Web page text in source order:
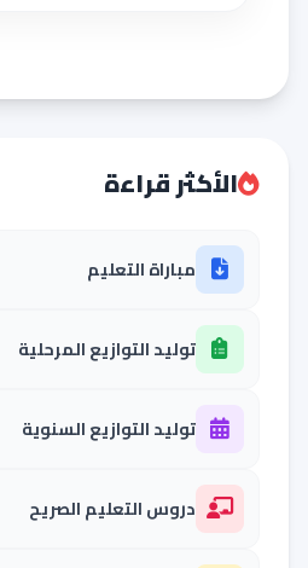
الأكثر قراءة
مباراة التعليم
توليد التوازيع المرحلية
توليد التوازيع السنوية
دروس التعليم الصريح